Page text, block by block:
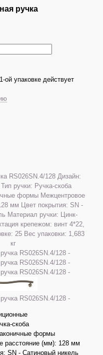
ручка
ой упаковке действует
скоба
формы
расстояние (мм): 128 мм
SN - Сатиновый никель